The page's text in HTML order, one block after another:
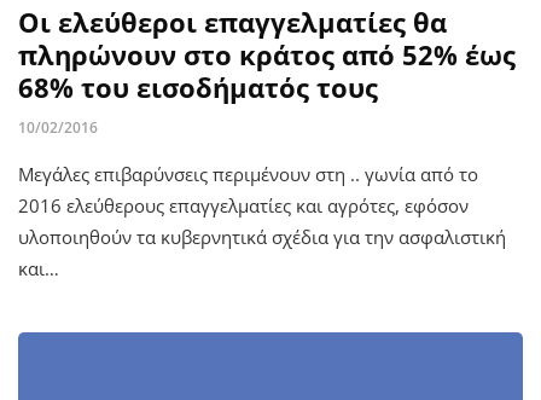
Οι ελεύθεροι επαγγελματίες θα
πληρώνουν στο κράτος από 52% έως
68% του εισοδήματός τους
10/02/2016
Μεγάλες επιβαρύνσεις περιμένουν στη .. γωνία από το
2016 ελεύθερους επαγγελματίες και αγρότες, εφόσον
υλοποιηθούν τα κυβερνητικά σχέδια για την ασφαλιστική
και…